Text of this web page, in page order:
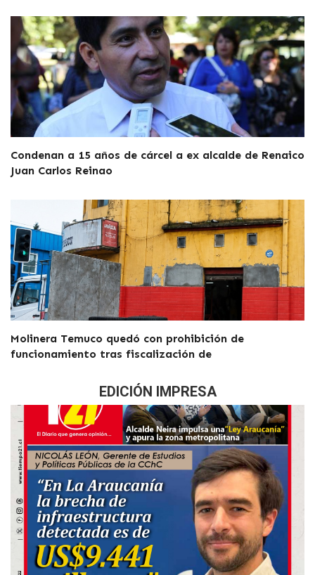
Condenan a 15 años de cárcel a ex alcalde de Renaico
Juan Carlos Reinao
Molinera Temuco quedó con prohibición de
funcionamiento tras fiscalización de
EDICIÓN IMPRESA